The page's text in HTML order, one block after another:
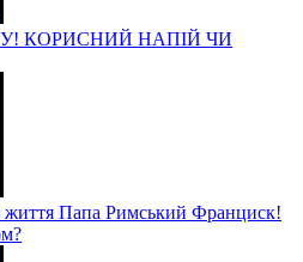
КОРИСНИЙ НАПІЙ ЧИ
життя Папа Римський Франциск!